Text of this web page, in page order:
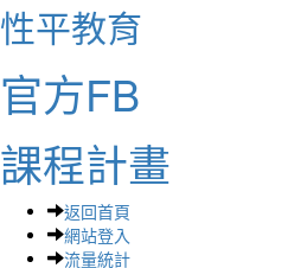
性平教育
官方FB
課程計畫
返回首頁
網站登入
流量統計